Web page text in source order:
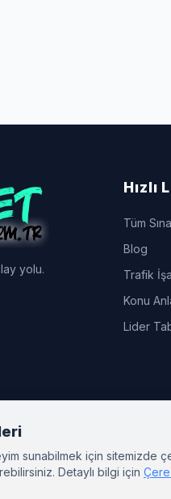
yolu.
Hızlı
Tüm
Blog
Trafik
Konu
Lider
2026: Online Test
sunabilmek için sitemizde
Detaylı bilgi için